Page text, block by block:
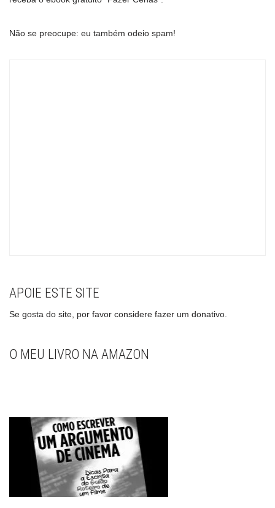
Não se preocupe: eu também odeio spam!
APOIE ESTE SITE
Se gosta do site, por favor considere fazer um donativo.
O MEU LIVRO NA AMAZON